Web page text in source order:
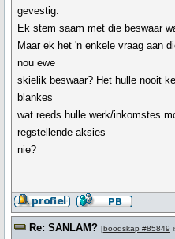
gevestig.
Ek stem saam met die beswaar
Maar ek het 'n enkele vraag aan
nou ewe
skielik beswaar? Het hulle nooit
blankes
wat reeds hulle werk/inkomstes
regstellende aksies
nie?
Re: SANLAM? [boodskap #85849